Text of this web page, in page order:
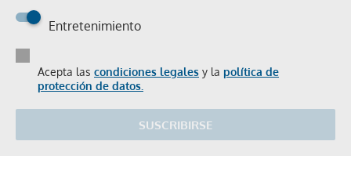
Entretenimiento
Acepta las condiciones legales y la política de
protección de datos.
SUSCRIBIRSE